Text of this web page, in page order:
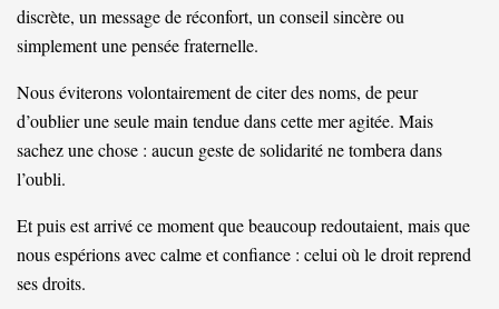
discrète, un message de réconfort, un conseil sincère ou
simplement une pensée fraternelle.
Nous éviterons volontairement de citer des noms, de peur
d’oublier une seule main tendue dans cette mer agitée. Mais
sachez une chose : aucun geste de solidarité ne tombera dans
l’oubli.
Et puis est arrivé ce moment que beaucoup redoutaient, mais que
nous espérions avec calme et confiance : celui où le droit reprend
ses droits.